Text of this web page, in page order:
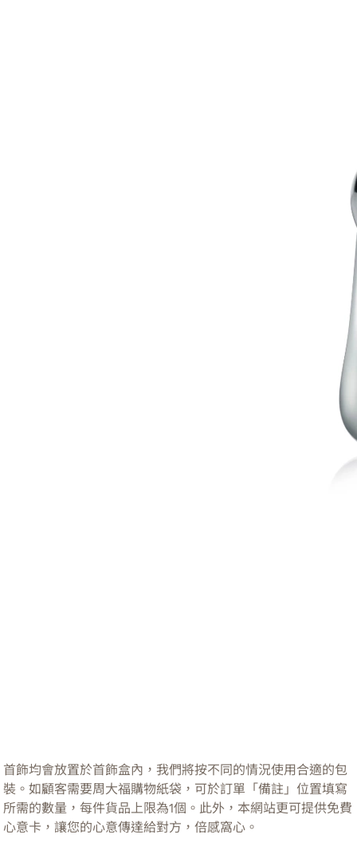
首飾均會放置於首飾盒內，我們將按不同的情況使用合適的包
裝。如顧客需要周大福購物紙袋，可於訂單「備註」位置填寫
所需的數量，每件貨品上限為1個。此外，本網站更可提供免費
心意卡，讓您的心意傳達給對方，倍感窩心。